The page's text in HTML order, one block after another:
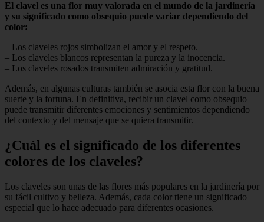
El clavel es una flor muy valorada en el mundo de la jardinería
y su significado como obsequio puede variar dependiendo del
color:
– Los claveles rojos simbolizan el amor y el respeto.
– Los claveles blancos representan la pureza y la inocencia.
– Los claveles rosados transmiten admiración y gratitud.
Además, en algunas culturas también se asocia esta flor con la buena
suerte y la fortuna. En definitiva, recibir un clavel como obsequio
puede transmitir diferentes emociones y sentimientos dependiendo
del contexto y del mensaje que se quiera transmitir.
¿Cuál es el significado de los diferentes
colores de los claveles?
Los claveles son unas de las flores más populares en la jardinería por
su fácil cultivo y belleza. Además, cada color tiene un significado
especial que lo hace adecuado para diferentes ocasiones.